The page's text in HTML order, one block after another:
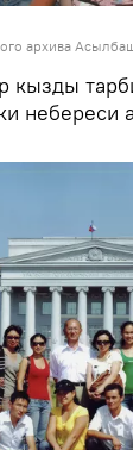
архива
кызды
небереси